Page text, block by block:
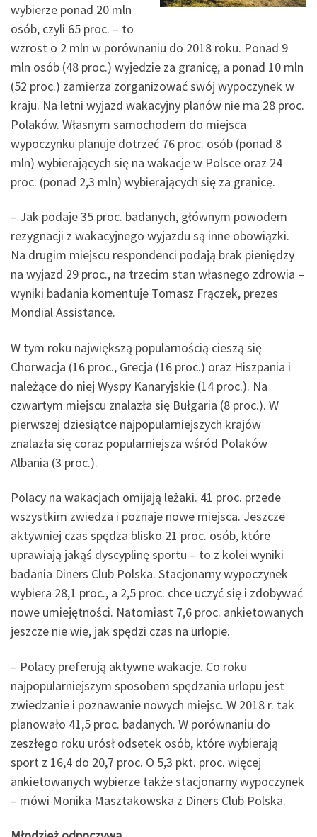
wybierze ponad 20 mln
osób, czyli 65 proc. – to
wzrost o 2 mln w porównaniu do 2018 roku. Ponad 9
mln osób (48 proc.) wyjedzie za granicę, a ponad 10 mln
(52 proc.) zamierza zorganizować swój wypoczynek w
kraju. Na letni wyjazd wakacyjny planów nie ma 28 proc.
Polaków. Własnym samochodem do miejsca
wypoczynku planuje dotrzeć 76 proc. osób (ponad 8
mln) wybierających się na wakacje w Polsce oraz 24
proc. (ponad 2,3 mln) wybierających się za granicę.
– Jak podaje 35 proc. badanych, głównym powodem
rezygnacji z wakacyjnego wyjazdu są inne obowiązki.
Na drugim miejscu respondenci podają brak pieniędzy
na wyjazd 29 proc., na trzecim stan własnego zdrowia –
wyniki badania komentuje Tomasz Frączek, prezes
Mondial Assistance.
W tym roku największą popularnością cieszą się
Chorwacja (16 proc., Grecja (16 proc.) oraz Hiszpania i
należące do niej Wyspy Kanaryjskie (14 proc.). Na
czwartym miejscu znalazła się Bułgaria (8 proc.). W
pierwszej dziesiątce najpopularniejszych krajów
znalazła się coraz popularniejsza wśród Polaków
Albania (3 proc.).
Polacy na wakacjach omijają leżaki. 41 proc. przede
wszystkim zwiedza i poznaje nowe miejsca. Jeszcze
aktywniej czas spędza blisko 21 proc. osób, które
uprawiają jakąś dyscyplinę sportu – to z kolei wyniki
badania Diners Club Polska. Stacjonarny wypoczynek
wybiera 28,1 proc., a 2,5 proc. chce uczyć się i zdobywać
nowe umiejętności. Natomiast 7,6 proc. ankietowanych
jeszcze nie wie, jak spędzi czas na urlopie.
– Polacy preferują aktywne wakacje. Co roku
najpopularniejszym sposobem spędzania urlopu jest
zwiedzanie i poznawanie nowych miejsc. W 2018 r. tak
planowało 41,5 proc. badanych. W porównaniu do
zeszłego roku urósł odsetek osób, które wybierają
sport z 16,4 do 20,7 proc. O 5,3 pkt. proc. więcej
ankietowanych wybierze także stacjonarny wypoczynek
– mówi Monika Masztakowska z Diners Club Polska.